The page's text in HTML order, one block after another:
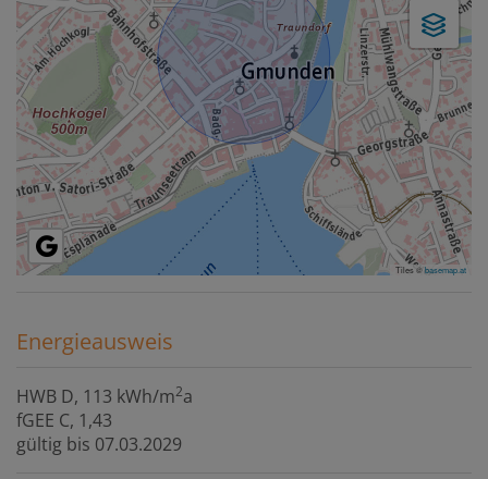
Tiles ©basemap.at
Energieausweis
HWB D, 113 kWh/m2a
fGEE C, 1,43
gültig bis 07.03.2029